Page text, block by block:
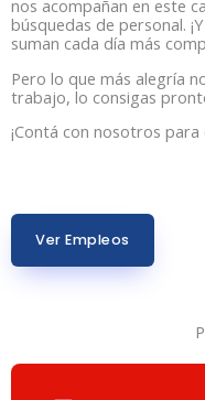
nos acompañan en este
búsquedas de personal.
suman cada día más
Pero lo que más alegría
trabajo, lo consigas
¡Contá con nosotros para
Ver Empleos